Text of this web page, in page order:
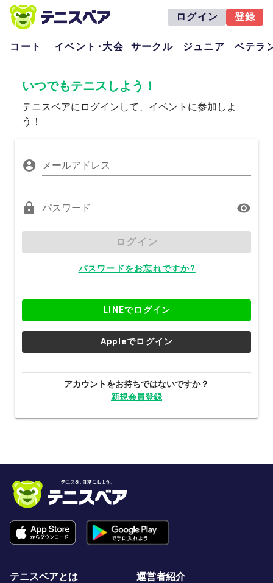
ログイン 登録
コート イベント･大会 サークル ジュニア ベテラ
いつでもテニスしよう！
テニスベアにログインして、イベントに参加しよ
う！
メールアドレス
パスワード
ログイン
パスワードをお忘れですか?
LINEでログイン
Appleでログイン
アカウントをお持ちではないですか？
新規会員登録
テニスベアとは 運営者紹介